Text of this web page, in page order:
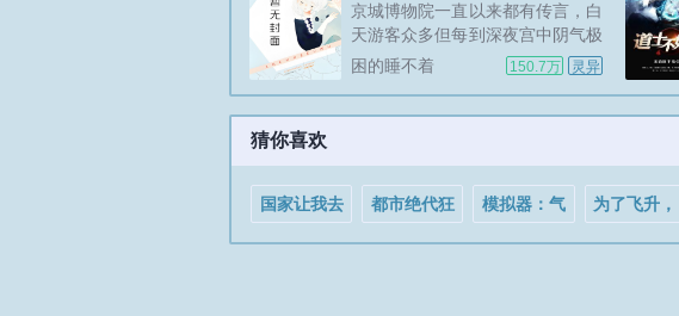
开灵车的司机甚至所长，哪一个都
不是简单的货...
京城博物院一直以来都有传言，白
天游客众多但每到深夜宫中阴气极
重，提着灯笼的宫女，抬着轿子的
困的睡不着 150.7万 灵异
猜你喜欢
国家让我去
当猫
都市绝代狂
医
模拟器：气
运被偷后炮
为了飞升，
我只好去做